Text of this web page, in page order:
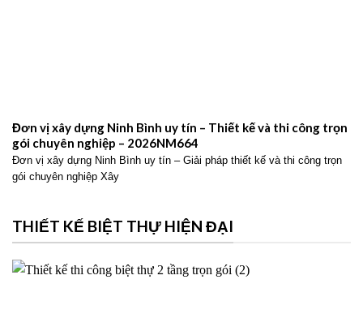
Đơn vị xây dựng Ninh Bình uy tín – Thiết kế và thi công trọn
gói chuyên nghiệp – 2026NM664
Đơn vị xây dựng Ninh Bình uy tín – Giải pháp thiết kế và thi công trọn
gói chuyên nghiệp Xây
THIẾT KẾ BIỆT THỰ HIỆN ĐẠI